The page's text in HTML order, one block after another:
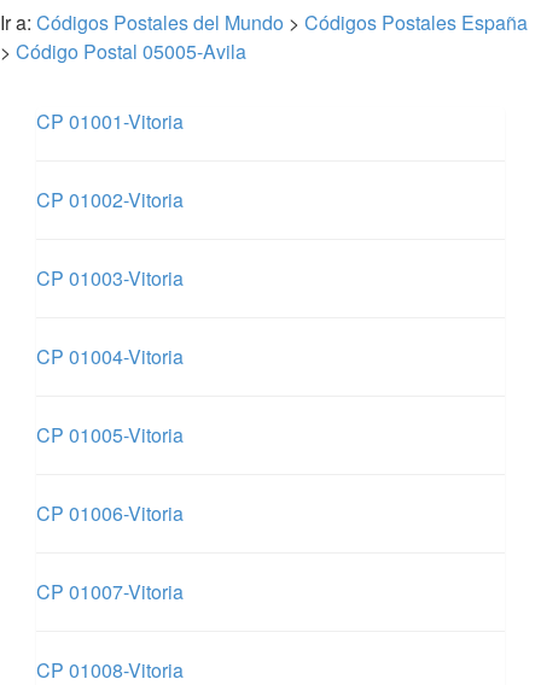
Ir a: Códigos Postales del Mundo > Códigos Postales España
> Código Postal 05005-Avila
CP 01001-Vitoria
CP 01002-Vitoria
CP 01003-Vitoria
CP 01004-Vitoria
CP 01005-Vitoria
CP 01006-Vitoria
CP 01007-Vitoria
CP 01008-Vitoria